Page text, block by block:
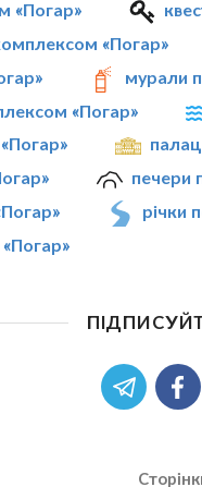
«Погар»
«Погар»
мурали
«Погар»
печери
річки